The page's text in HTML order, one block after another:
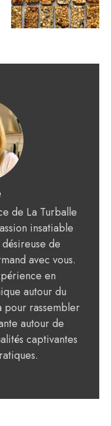
de La Turballe
insatiable
de
avec vous.
en
autour du
pour rassembler
autour de
captivantes